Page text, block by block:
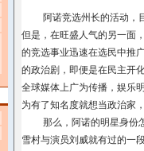
阿诺竞选州长的活动，目
但是，在旺盛人气的另一面
的竞选事业迅速在选民中推
的政治剧，即便是在民主开
全球媒体上广为传播，娱乐
为有了知名度就想当政治家
那么，阿诺的明星身份怎
雪村与演员刘威就有过的一